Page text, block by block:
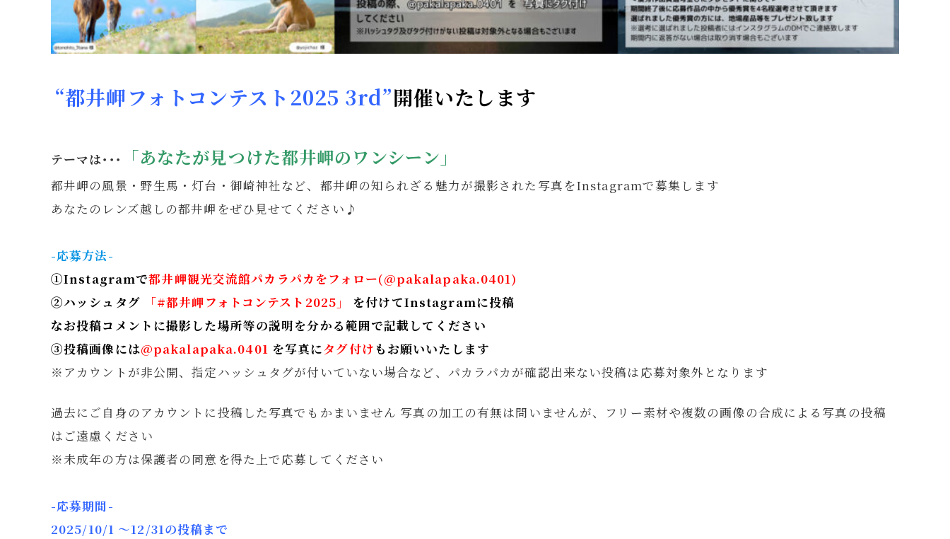
“都井岬フォトコンテスト2025 3rd”開催いたします
テーマは･･･ 「あなたが見つけた都井岬のワンシーン」
都井岬の風景・野生馬・灯台・御崎神社など、都井岬の知られざる魅力が撮影された写真をInstagramで募集します
あなたのレンズ越しの都井岬をぜひ見せてください♪
-応募方法-
①Instagramで都井岬観光交流館パカラパカをフォロー(@pakalapaka.0401)
②ハッシュタグ 「#都井岬フォトコンテスト2025」 を付けてInstagramに投稿
なお投稿コメントに撮影した場所等の説明を分かる範囲で記載してください
③投稿画像には@pakalapaka.0401 を写真にタグ付け もお願いいたします
※アカウントが非公開、指定ハッシュタグが付いていない場合など、パカラパカが確認出来ない投稿は応募対象外となります
過去にご自身のアカウントに投稿した写真でもかまいません 写真の加工の有無は問いませんが、フリー素材や複数の画像の合成による写真の投稿
はご遠慮ください ⁡
※未成年の方は保護者の同意を得た上で応募してください
-応募期間-
2025/10/1 ～12/31の投稿まで